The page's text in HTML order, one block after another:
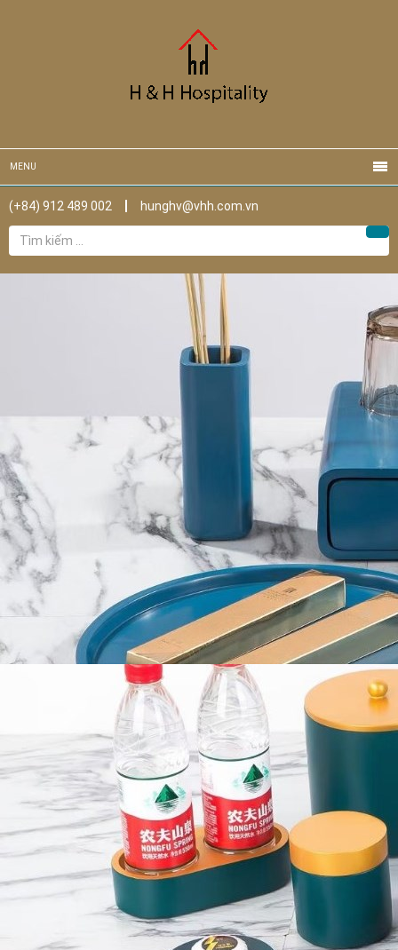
MENU
(+84) 912 489 002
hunghv@vhh.com.vn
Tìm
kiếm
cho: